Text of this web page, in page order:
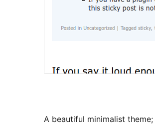
A beautiful minimalist